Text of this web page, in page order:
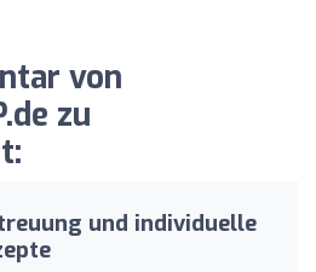
von
zu
und individuelle